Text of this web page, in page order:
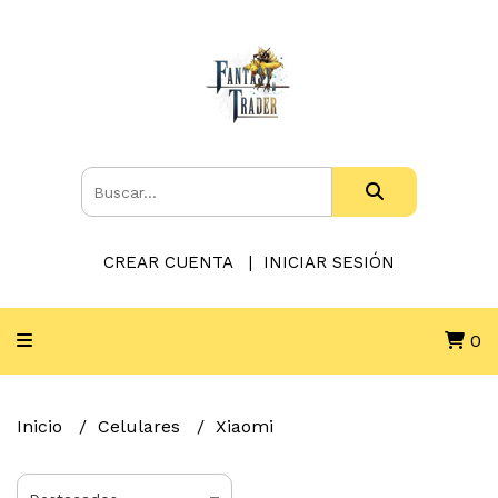
CREAR CUENTA INICIAR SESIÓN
0
Inicio Celulares Xiaomi